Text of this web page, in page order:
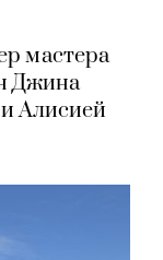
мастера
Джина
Алисией